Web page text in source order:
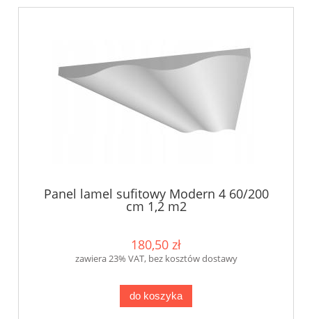
Panel lamel sufitowy Modern 4 60/200
cm 1,2 m2
180,50 zł
zawiera 23% VAT, bez kosztów dostawy
do koszyka